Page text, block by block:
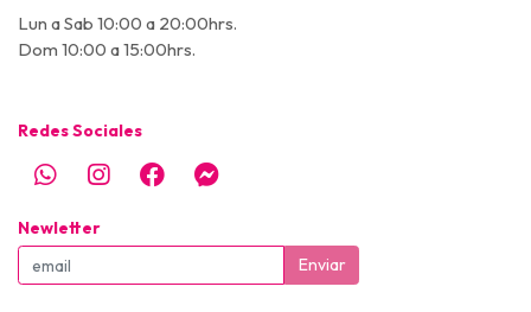
Lun a Sab 10:00 a 20:00hrs.
Dom 10:00 a 15:00hrs.
Redes Sociales
Newletter
Enviar